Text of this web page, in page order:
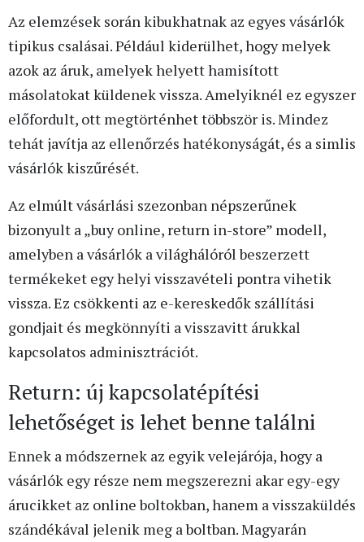
Az elemzések során kibukhatnak az egyes vásárlók
tipikus csalásai. Például kiderülhet, hogy melyek
azok az áruk, amelyek helyett hamisított
másolatokat küldenek vissza. Amelyiknél ez egyszer
előfordult, ott megtörténhet többször is. Mindez
tehát javítja az ellenőrzés hatékonyságát, és a simlis
vásárlók kiszűrését.
Az elmúlt vásárlási szezonban népszerűnek
bizonyult a „buy online, return in-store” modell,
amelyben a vásárlók a világhálóról beszerzett
termékeket egy helyi visszavételi pontra vihetik
vissza. Ez csökkenti az e-kereskedők szállítási
gondjait és megkönnyíti a visszavitt árukkal
kapcsolatos adminisztrációt.
Return: új kapcsolatépítési
lehetőséget is lehet benne találni
Ennek a módszernek az egyik velejárója, hogy a
vásárlók egy része nem megszerezni akar egy-egy
árucikket az online boltokban, hanem a visszaküldés
szándékával jelenik meg a boltban. Magyarán